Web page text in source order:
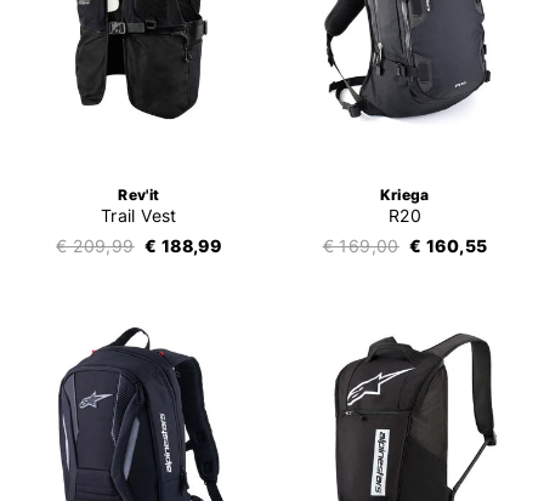
Rev'it
Trail Vest
€ 209,99 € 188,99
Kriega
R20
€ 169,00 € 160,55